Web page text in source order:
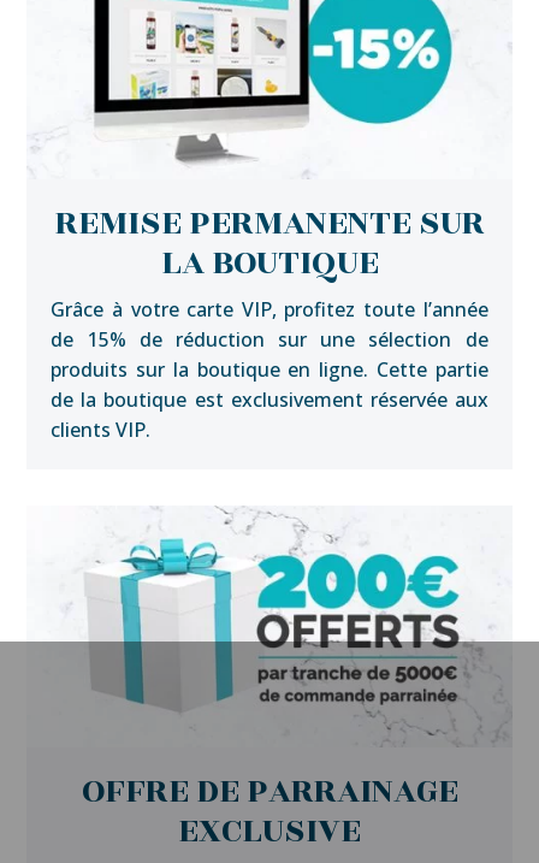
REMISE PERMANENTE SUR
LA BOUTIQUE
Grâce à votre carte VIP, profitez toute l’année
de 15% de réduction sur une sélection de
produits sur la boutique en ligne. Cette partie
de la boutique est exclusivement réservée aux
clients VIP.
OFFRE DE PARRAINAGE
EXCLUSIVE